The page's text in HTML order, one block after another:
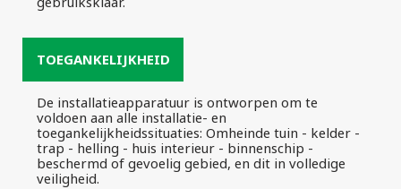
TOEGANKELIJKHEID
De installatieapparatuur is ontworpen om te
voldoen aan alle installatie- en
toegankelijkheidssituaties: Omheinde tuin - kelder -
trap - helling - huis interieur - binnenschip -
beschermd of gevoelig gebied, en dit in volledige
veiligheid.